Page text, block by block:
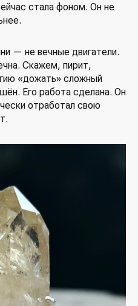
стала фоном. Он не
— не вечные двигатели.
Скажем, пирит,
«дожать» сложный
Его работа сделана. Он
отработал свою